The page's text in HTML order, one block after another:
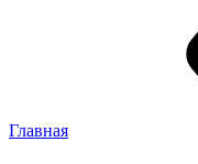
Главная